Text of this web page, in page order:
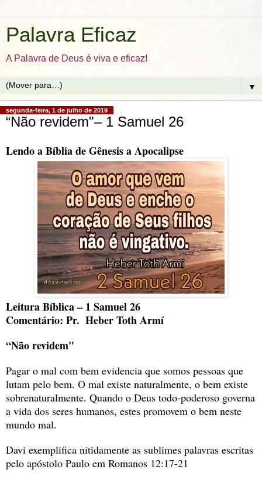
Palavra Eficaz
A Palavra de Deus é viva e eficaz!
▼
segunda-feira, 1 de julho de 2019
“Não revidem"– 1 Samuel 26
Lendo a Bíblia de Gênesis a Apocalipse
Leitura Bíblica – 1 Samuel 26
Comentário: Pr.  Heber Toth Armí
“Não revidem"
Pagar o mal com bem evidencia que somos pessoas que
lutam pelo bem. O mal existe naturalmente, o bem existe
sobrenaturalmente. Quando o Deus todo-poderoso governa
a vida dos seres humanos, estes promovem o bem neste
mundo mal.
Davi exemplifica nitidamente as sublimes palavras escritas
pelo apóstolo Paulo em Romanos 12:17-21